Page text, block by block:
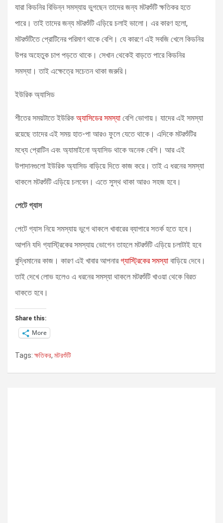
যারা কিডনির বিভিন্ন সমস্যায় ভুগছেন তাদের জন্য মটরশুঁটি ক্ষতিকর হতে
পারে। তাই তাদের জন্য মটরশুঁটি এড়িয়ে চলাই ভালো। এর কারণ হলো,
মটরশুঁটিতে প্রোটিনের পরিমাণ থাকে বেশি। যে কারণে এই সবজি খেলে কিডনির
উপর অহেতুক চাপ পড়তে থাকে। সেখান থেকেই বাড়তে পারে কিডনির
সমস্যা। তাই এক্ষেত্রে সচেতন থাকা জরুরি।
ইউরিক অ্যাসিড
শীতের সময়টাতে ইউরিক অ্যাসিডের সমস্যা বেশি ভোগায়। যাদের এই সমস্যা
রয়েছে তাদের এই সময় হাত-পা আরও ফুলে যেতে থাকে। এদিকে মটরশুঁটির
মধ্যে প্রোটিন এবং অ্যামাইনো অ্যাসিড থাকে অনেক বেশি। আর এই
উপাদানগুলো ইউরিক অ্যাসিড বাড়িয়ে দিতে কাজ করে। তাই এ ধরনের সমস্যা
থাকলে মটরশুঁটি এড়িয়ে চলবেন। এতে সুস্থ থাকা আরও সহজ হবে।
পেটে গ্যাস
পেটে গ্যাস নিয়ে সমস্যায় ভুগে থাকলে খাবারের ব্যাপারে সতর্ক হতে হবে।
আপনি যদি গ্যাস্ট্রিকের সমস্যায় ভোগেন তাহলে মটরশুঁটি এড়িয়ে চলাটাই হবে
বুদ্ধিমানের কাজ। কারণ এই খাবার আপনারগ্যাস্ট্রিকের সমস্যা বাড়িয়ে দেবে।
তাই দেখে লোভ হলেও এ ধরনের সমস্যা থাকলে মটরশুঁটি খাওয়া থেকে বিরত
থাকতে হবে।
Share this:
More
Tags: ক্ষতিকর, মটরশুঁটি